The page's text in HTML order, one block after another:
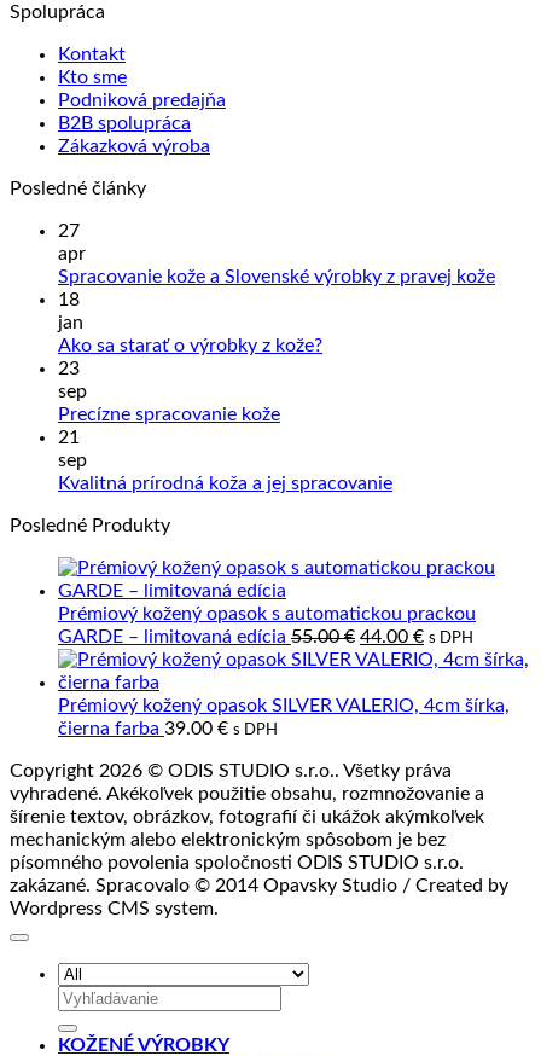
Spolupráca
Kontakt
Kto sme
Podniková predajňa
B2B spolupráca
Zákazková výroba
Posledné články
27
apr
Spracovanie kože a Slovenské výrobky z pravej kože
18
jan
Ako sa starať o výrobky z kože?Žiadne
o
23
sep
Precízne spracovanie kožeŽiadne
Precízne
21
sep
Kvalitná prírodná koža a jej spracovanieŽiadne
prírodná
a
jej
spracovanie
Posledné Produkty
Prémiový kožený opasok s automatickou prackou
GARDE – limitovaná edícia 55.00€ Pôvodná
cena
55.00 €.
44.00 €Aktuálna
cena
44.00 €.
s DPH
Prémiový kožený opasok SILVER VALERIO, 4cm šírka,
čierna farba 39.00 € s DPH
Copyright 2026 © ODIS STUDIO s.r.o.. Všetky práva
vyhradené. Akékoľvek použitie obsahu, rozmnožovanie a
šírenie textov, obrázkov, fotografií či ukážok akýmkoľvek
mechanickým alebo elektronickým spôsobom je bez
písomného povolenia spoločnosti ODIS STUDIO s.r.o.
zakázané. Spracovalo © 2014 Opavsky Studio / Created by
Wordpress CMS system.
Hľadať:
KOŽENÉ VÝROBKY